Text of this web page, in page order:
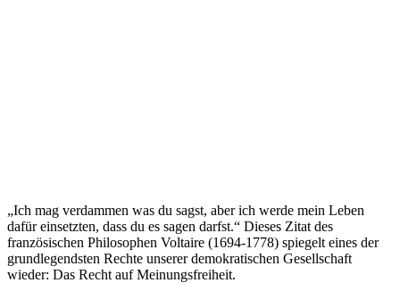
„Ich mag verdammen was du sagst, aber ich werde mein Leben
dafür einsetzten, dass du es sagen darfst.“ Dieses Zitat des
französischen Philosophen Voltaire (1694-1778) spiegelt eines der
grundlegendsten Rechte unserer demokratischen Gesellschaft
wieder: Das Recht auf Meinungsfreiheit.